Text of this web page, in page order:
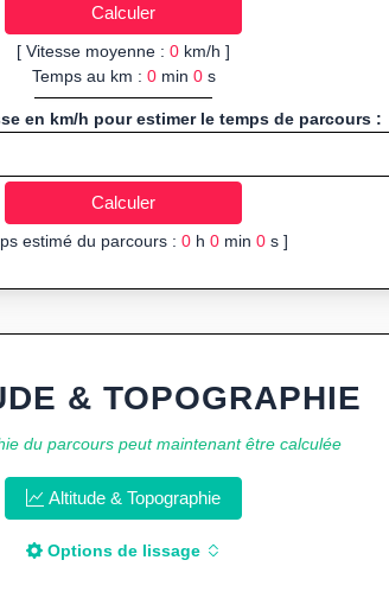
[ Vitesse moyenne : 0 km/h ]
Temps au km : 0min 0s
en km/h pour estimer le temps de parcours :
estimé du parcours : 0 h 0 min 0 s ]
& TOPOGRAPHIE
du parcours peut maintenant être calculée
Altitude & Topographie
Options de lissage